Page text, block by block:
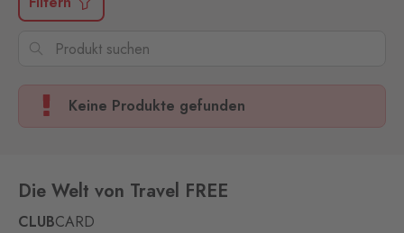
Keine Produkte gefunden
Die Welt von Travel FREE
CLUBCARD